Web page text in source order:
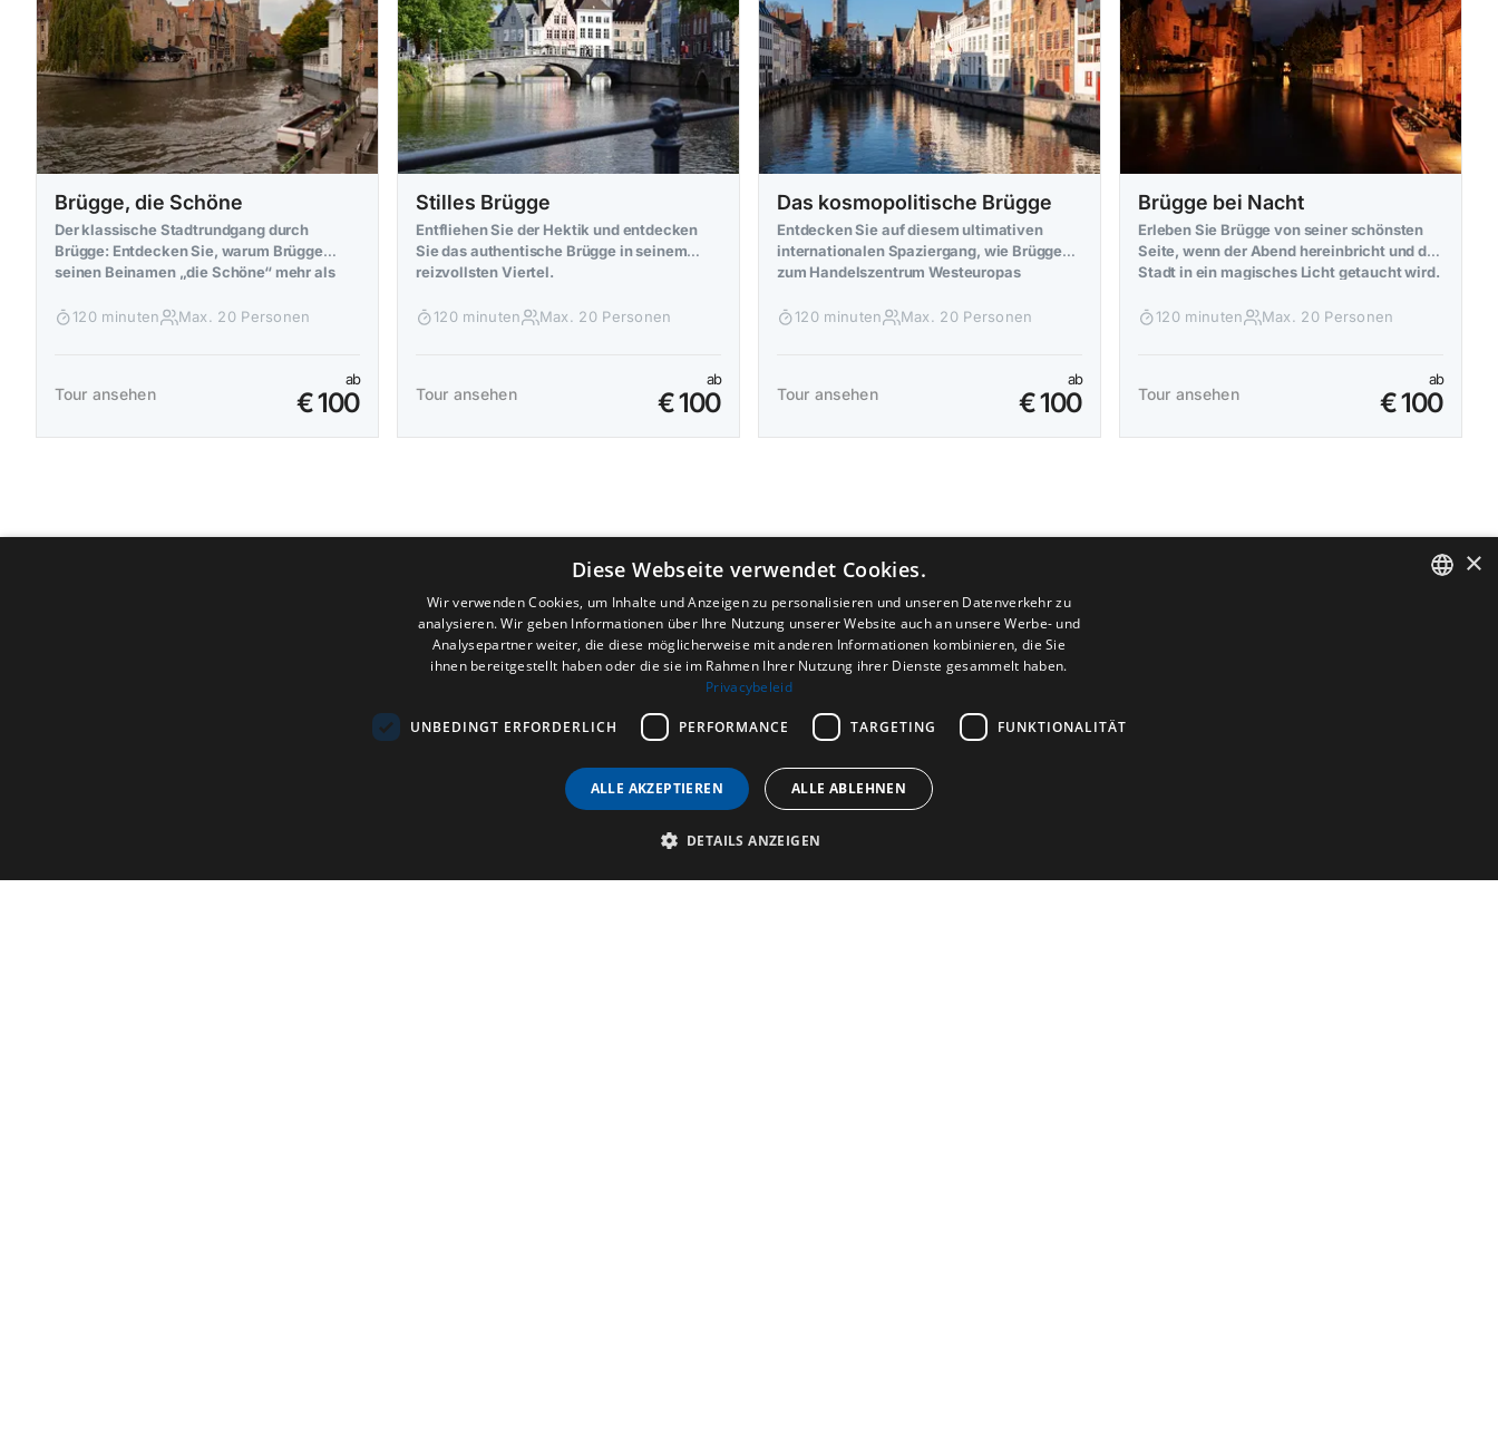
Brügge, die Schöne
Der klassische Stadtrundgang durch
Brügge: Entdecken Sie, warum Brügge
seinen Beinamen „die Schöne“ mehr als
120 minuten
Max. 20 Personen
Tour ansehen
ab
€ 100
Stilles Brügge
Entfliehen Sie der Hektik und entdecken
Sie das authentische Brügge in seinem
reizvollsten Viertel.
120 minuten Max. 20 Personen
Tour ansehen
ab
€ 100
Das kosmopolitische Brügge
Entdecken Sie auf diesem ultimativen
internationalen Spaziergang, wie Brügge
zum Handelszentrum Westeuropas
120 minuten
Max. 20 Personen
Tour ansehen
ab
€ 100
Brügge bei Nacht
Erleben Sie Brügge von seiner schönsten
Seite, wenn der Abend hereinbricht und die
Stadt in ein magisches Licht getaucht wird.
120 minuten Max. 20 Personen
Tour ansehen
ab
€ 100
×
Diese Webseite verwendet Cookies.
Wir verwenden Cookies, um Inhalte und Anzeigen zu personalisieren und unseren Datenverkehr zu
analysieren. Wir geben Informationen über Ihre Nutzung unserer Website auch an unsere Werbe- und
Analysepartner weiter, die diese möglicherweise mit anderen Informationen kombinieren, die Sie
ihnen bereitgestellt haben oder die sie im Rahmen Ihrer Nutzung ihrer Dienste gesammelt haben.
Privacybeleid
UNBEDINGT ERFORDERLICH PERFORMANCE TARGETING FUNKTIONALITÄT
ALLE AKZEPTIEREN ALLE ABLEHNEN
DETAILS ANZEIGEN